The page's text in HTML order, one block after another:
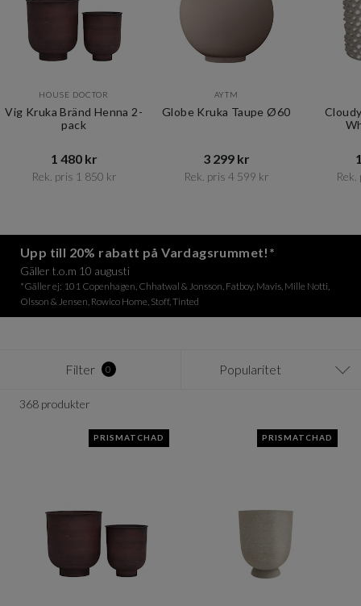
HOUSE DOCTOR
Vig Kruka Bränd Henna 2-
pack
1 480 kr​​
Rek. pris 1 850 kr​​
AYTM
Globe Kruka Taupe Ø60
3 299 kr​​
Rek. pris 4 599 kr​​
Upp till 20% rabatt på Vardagsrummet!*
Gäller t.o.m 10 augusti
*Gäller ej: 101 Copenhagen, Chhatwal & Jonsson, Fatboy, Mavis, Mille Notti,
Olsson & Jensen, Rowico Home, Stoff, Tinted
Filter 0 Popularitet
368 produkter
PRISMATCHAD PRISMATCHAD